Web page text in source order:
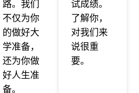
路。我们
不仅为你
的做好大
学准备，
还为你做
好人生准
备。
试成绩。
了解你，
对我们来
说很重
要。